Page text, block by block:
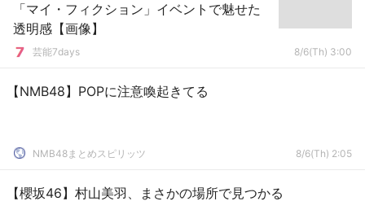
「マイ・フィクション」イベントで魅せた
透明感【画像】
芸能7days 8/6(Th) 3:00
【NMB48】POPに注意喚起きてる
NMB48まとめスピリッツ 8/6(Th) 2:05
【櫻坂46】村山美羽、まさかの場所で見つかる